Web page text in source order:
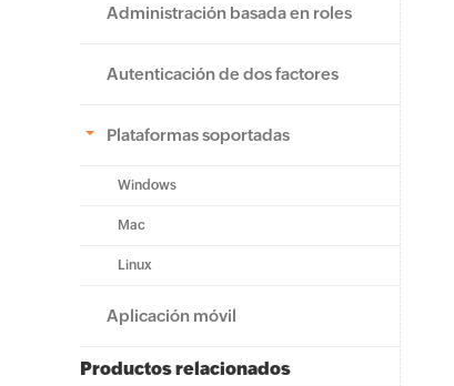
Administración basada en roles
Autenticación de dos factores
Plataformas soportadas
Windows
Mac
Linux
Aplicación móvil
Productos relacionados